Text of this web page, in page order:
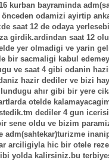
kurban bayraminda
önceden odamizi ayirtip
saat 12 de odaya
girdik.ardindan saat 12
yer olmadigi ve yarin
bir sacmaligi kabul
ve saat 4 gibi odanin
hazir dediler ve bizi
ahır gibi bir yere
otelde
dediler 4 gun
sene oldu ve bizim
adm(sahtekar)turizme
arciligiyla hic bir otele
yolda kalirsiniz.bu